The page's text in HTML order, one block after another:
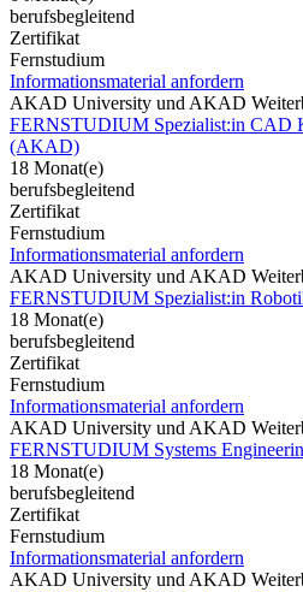
berufsbegleitend
Zertifikat
Fernstudium
Informationsmaterial anfordern
AKAD University und AKAD
FERNSTUDIUM Spezialist:in CAD
(AKAD)
18 Monat(e)
berufsbegleitend
Zertifikat
Fernstudium
Informationsmaterial anfordern
AKAD University und AKAD
FERNSTUDIUM Spezialist:in
18 Monat(e)
berufsbegleitend
Zertifikat
Fernstudium
Informationsmaterial anfordern
AKAD University und AKAD
FERNSTUDIUM Systems
18 Monat(e)
berufsbegleitend
Zertifikat
Fernstudium
Informationsmaterial anfordern
AKAD University und AKAD